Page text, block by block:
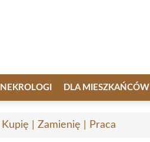
NEKROLOGI DLA MIESZKAŃCÓW
| Zamienię | Praca